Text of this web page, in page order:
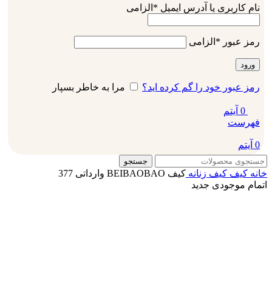
نام کاربری یا آدرس ایمیل * الزامی
رمز عبور * الزامی
ورود
رمز عبور خود را گم کرده اید؟ مرا به خاطر بسپار
0 آیتم
فهرست
0 آیتم
جستجو
خانه کیف کیف زنانه کیف BEIBAOBAO وارداتی 377
اتمام موجودی جدید